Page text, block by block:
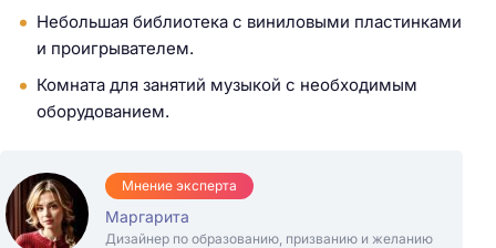
Небольшая библиотека с виниловыми пластинками
и проигрывателем.
Комната для занятий музыкой с необходимым
оборудованием.
Мнение эксперта
Маргарита
Дизайнер по образованию, призванию и желанию